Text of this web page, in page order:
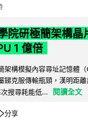
院研極簡架構晶
1 億倍
架構模擬內容尋址記憶體
銻克服傳輸瓶頸，漢明距
搜尋耗能低...
閱讀全文
分享